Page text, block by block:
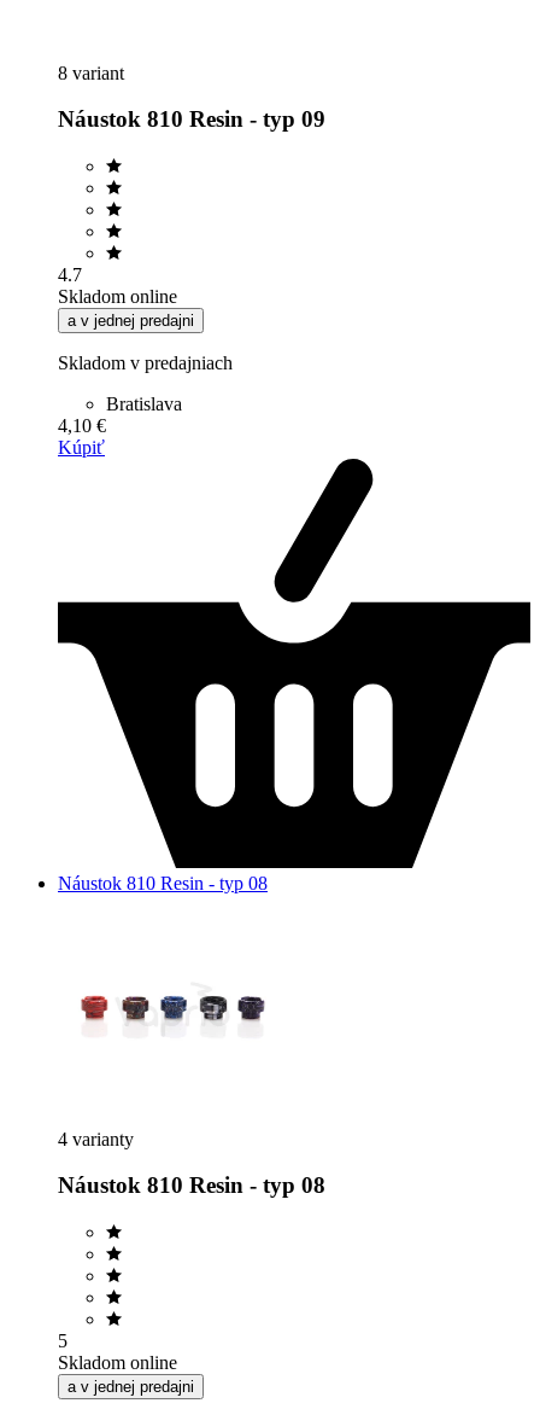
8 variant
Náustok 810 Resin - typ 09
4.7
Skladom online
a v jednej predajni
Skladom v predajniach
Bratislava
4,10 €
Kúpiť
Náustok 810 Resin - typ 08
4 varianty
Náustok 810 Resin - typ 08
5
Skladom online
a v jednej predajni